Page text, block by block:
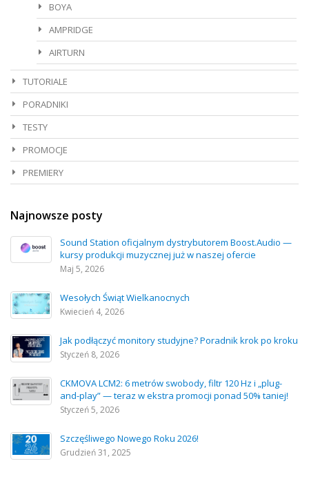
BOYA
AMPRIDGE
AIRTURN
TUTORIALE
PORADNIKI
TESTY
PROMOCJE
PREMIERY
Najnowsze posty
Sound Station oficjalnym dystrybutorem Boost.Audio —
kursy produkcji muzycznej już w naszej ofercie
Maj 5, 2026
Wesołych Świąt Wielkanocnych
Kwiecień 4, 2026
Jak podłączyć monitory studyjne? Poradnik krok po kroku
Styczeń 8, 2026
CKMOVA LCM2: 6 metrów swobody, filtr 120 Hz i „plug-
and-play” — teraz w ekstra promocji ponad 50% taniej!
Styczeń 5, 2026
Szczęśliwego Nowego Roku 2026!
Grudzień 31, 2025